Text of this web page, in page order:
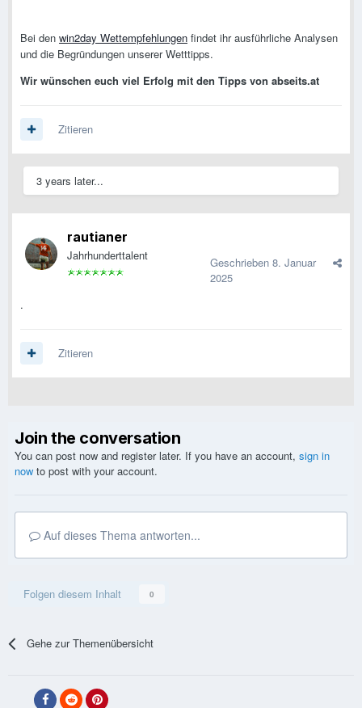
Bei den win2day Wettempfehlungen findet ihr ausführliche Analysen
und die Begründungen unserer Wetttipps.
Wir wünschen euch viel Erfolg mit den Tipps von abseits.at
Zitieren
3 years later...
rautianer
Jahrhunderttalent Geschrieben 8. Januar
2025
.
Zitieren
Join the conversation
You can post now and register later. If you have an account, sign in
now to post with your account.
Auf dieses Thema antworten...
Folgen diesem Inhalt 0
Gehe zur Themenübersicht